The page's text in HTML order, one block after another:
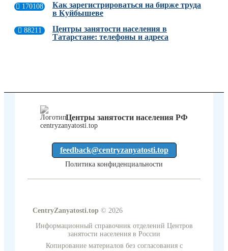
170108
Как зарегистрироваться на бирже труда
в Куйбышеве
88211
Центры занятости населения в
Татарстане: телефоны и адреса
Центры занятости населения РФ
feedback@centryzanyatosti.top
Политика конфиденциальности
CentryZanyatosti.top © 2026
Информационный справочник отделений Центров
занятости населения в России
Копирование материалов без согласования с